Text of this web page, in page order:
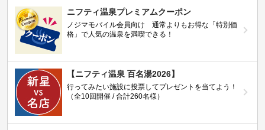
ニフティ温泉プレミアムクーポン
ノジマモバイル会員向け 通常よりもお得な「特別価
格」で人気の温泉を満喫できる！
【ニフティ温泉 百名湯2026】
行ってみたい施設に投票してプレゼントを当てよう！
（全10回開催 / 合計260名様）